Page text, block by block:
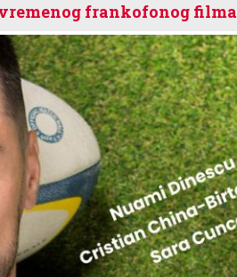
frankofonog filma